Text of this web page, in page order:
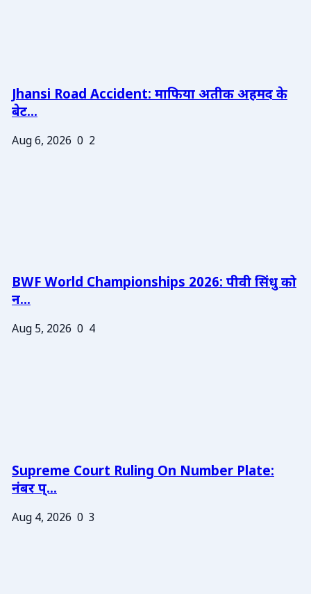
Jhansi Road Accident: माफिया अतीक अहमद के
बेट...
Aug 6, 2026 0 2
BWF World Championships 2026: पीवी सिंधु को
न...
Aug 5, 2026 0 4
Supreme Court Ruling On Number Plate:
नंबर प्...
Aug 4, 2026 0 3